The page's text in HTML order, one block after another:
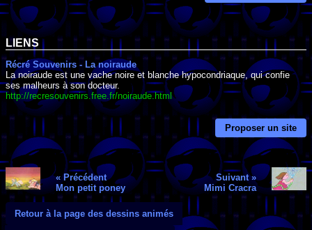
LIENS
Récré Souvenirs - La noiraude
La noiraude est une vache noire et blanche hypocondriaque, qui confie
ses malheurs à son docteur.
http://recresouvenirs.free.fr/noiraude.html
Proposer un site
« Précédent
Mon petit poney
Suivant »
Mimi Cracra
Retour à la page des dessins animés